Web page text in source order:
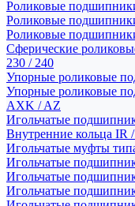
Роликовые
Роликовые
Роликовые
Сферические
230 / 240
Упорные роликовые
Упорные роликовые
AXK / AZ
Игольчатые
Внутренние кольца IR
Игольчатые муфты
Игольчатые
Игольчатые
Игольчатые